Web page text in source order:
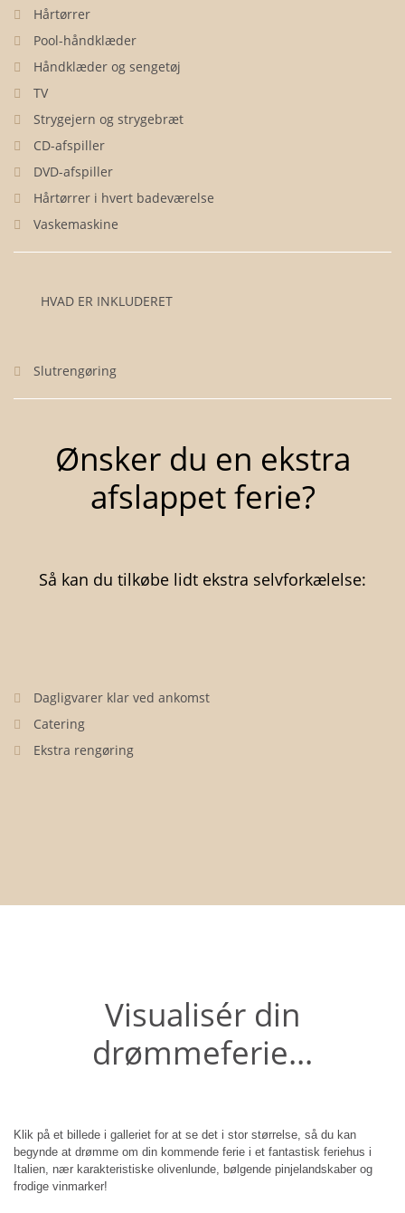
Hårtørrer
Pool-håndklæder
Håndklæder og sengetøj
TV
Strygejern og strygebræt
CD-afspiller
DVD-afspiller
Hårtørrer i hvert badeværelse
Vaskemaskine
HVAD ER INKLUDERET
Slutrengøring
Ønsker du en ekstra
afslappet ferie?
Så kan du tilkøbe lidt ekstra selvforkælelse:
Dagligvarer klar ved ankomst
Catering
Ekstra rengøring
Visualisér din
drømmeferie...
Klik på et billede i galleriet for at se det i stor størrelse, så du kan
begynde at drømme om din kommende ferie i et fantastisk feriehus i
Italien, nær karakteristiske olivenlunde, bølgende pinjelandskaber og
frodige vinmarker!